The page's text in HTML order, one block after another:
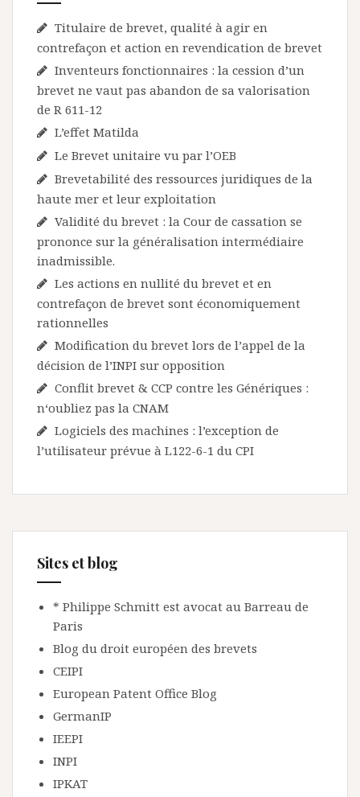
Titulaire de brevet, qualité à agir en
contrefaçon et action en revendication de brevet
Inventeurs fonctionnaires : la cession d’un
brevet ne vaut pas abandon de sa valorisation
de R 611-12
L’effet Matilda
Le Brevet unitaire vu par l’OEB
Brevetabilité des ressources juridiques de la
haute mer et leur exploitation
Validité du brevet : la Cour de cassation se
prononce sur la généralisation intermédiaire
inadmissible.
Les actions en nullité du brevet et en
contrefaçon de brevet sont économiquement
rationnelles
Modification du brevet lors de l’appel de la
décision de l’INPI sur opposition
Conflit brevet & CCP contre les Génériques :
n‘oubliez pas la CNAM
Logiciels des machines : l’exception de
l’utilisateur prévue à L122-6-1 du CPI
Sites et blog
* Philippe Schmitt est avocat au Barreau de
Paris
Blog du droit européen des brevets
CEIPI
European Patent Office Blog
GermanIP
IEEPI
INPI
IPKAT